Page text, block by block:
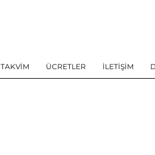
TAKVİM ÜCRETLER İLETİŞİM